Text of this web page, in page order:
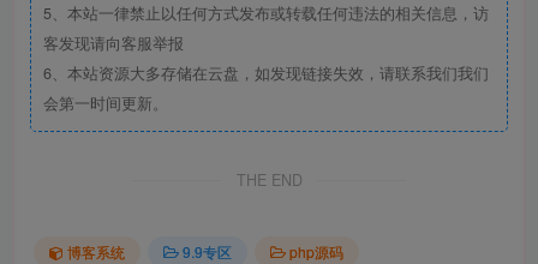
5、本站一律禁止以任何方式发布或转载任何违法的相关信息，访
客发现请向客服举报
6、本站资源大多存储在云盘，如发现链接失效，请联系我们我们
会第一时间更新。
THE END
博客系统 9.9专区
php源码